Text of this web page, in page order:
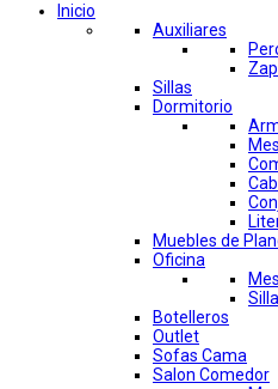
Inicio
Auxiliares
Sillas
Dormitorio
Muebles de
Oficina
Botelleros
Outlet
Sofas Cama
Salon Comedor